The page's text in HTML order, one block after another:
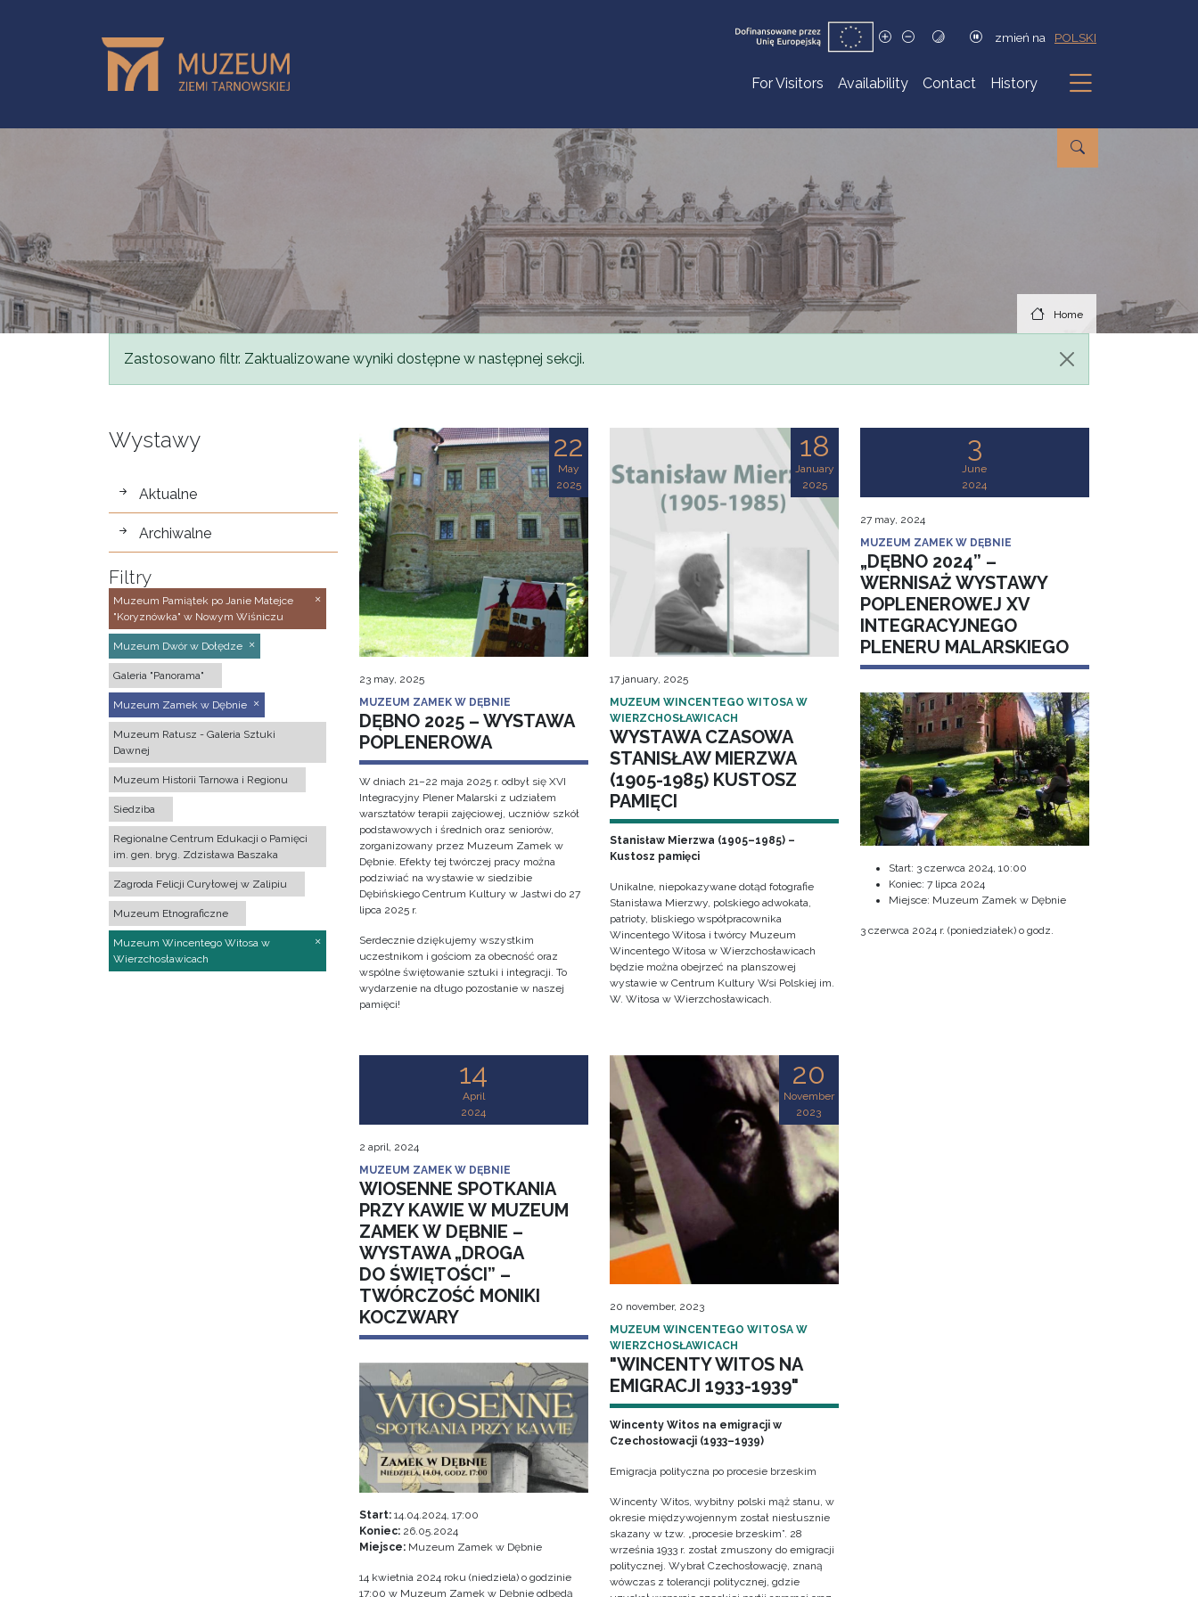
zmień na POLSKI
For Visitors Availability Contact History
Submenu
Home
Status message
Zastosowano filtr. Zaktualizowane wyniki dostępne w następnej sekcji.
Wystawy
wystawy
Aktualne
Archiwalne
Filtry
Muzeum Pamiątek po Janie Matejce
"Koryznówka" w Nowym Wiśniczu
Muzeum Dwór w Dołędze
Galeria "Panorama"
Muzeum Zamek w Dębnie
Muzeum Ratusz - Galeria Sztuki
Dawnej
Muzeum Historii Tarnowa i Regionu
Siedziba
Regionalne Centrum Edukacji o Pamięci
im. gen. bryg. Zdzisława Baszaka
Zagroda Felicji Curyłowej w Zalipiu
Muzeum Etnograficzne
Muzeum Wincentego Witosa w
Wierzchosławicach
22
May
2025
23 may, 2025
MUZEUM ZAMEK W DĘBNIE
DĘBNO 2025 – WYSTAWA
POPLENEROWA
W dniach 21–22 maja 2025 r. odbył się XVI
Integracyjny Plener Malarski z udziałem
warsztatów terapii zajęciowej, uczniów szkół
podstawowych i średnich oraz seniorów,
zorganizowany przez Muzeum Zamek w
Dębnie. Efekty tej twórczej pracy można
podziwiać na wystawie w siedzibie
Dębińskiego Centrum Kultury w Jastwi do 27
lipca 2025 r.
Serdecznie dziękujemy wszystkim
uczestnikom i gościom za obecność oraz
wspólne świętowanie sztuki i integracji. To
wydarzenie na długo pozostanie w naszej
pamięci!
18
January
2025
17 january, 2025
MUZEUM WINCENTEGO WITOSA W
WIERZCHOSŁAWICACH
WYSTAWA CZASOWA
STANISŁAW MIERZWA
(1905-1985) KUSTOSZ
PAMIĘCI
Stanisław Mierzwa (1905–1985) –
Kustosz pamięci
Unikalne, niepokazywane dotąd fotografie
Stanisława Mierzwy, polskiego adwokata,
patrioty, bliskiego współpracownika
Wincentego Witosa i twórcy Muzeum
Wincentego Witosa w Wierzchosławicach
będzie można obejrzeć na planszowej
wystawie w Centrum Kultury Wsi Polskiej im.
W. Witosa w Wierzchosławicach.
3
June
2024
27 may, 2024
MUZEUM ZAMEK W DĘBNIE
„DĘBNO 2024” –
WERNISAŻ WYSTAWY
POPLENEROWEJ XV
INTEGRACYJNEGO
PLENERU MALARSKIEGO
Start: 3 czerwca 2024, 10:00
Koniec: 7 lipca 2024
Miejsce: Muzeum Zamek w Dębnie
3 czerwca 2024 r. (poniedziałek) o godz.
14
April
2024
2 april, 2024
MUZEUM ZAMEK W DĘBNIE
WIOSENNE SPOTKANIA
PRZY KAWIE W MUZEUM
ZAMEK W DĘBNIE –
WYSTAWA „DROGA
DO ŚWIĘTOŚCI” –
TWÓRCZOŚĆ MONIKI
KOCZWARY
Start: 14.04.2024, 17:00
Koniec: 26.05.2024
Miejsce: Muzeum Zamek w Dębnie
14 kwietnia 2024 roku (niedziela) o godzinie
17:00 w Muzeum Zamek w Dębnie odbędą
20
November
2023
20 november, 2023
MUZEUM WINCENTEGO WITOSA W
WIERZCHOSŁAWICACH
"WINCENTY WITOS NA
EMIGRACJI 1933-1939"
Wincenty Witos na emigracji w
Czechosłowacji (1933–1939)
Emigracja polityczna po procesie brzeskim
Wincenty Witos, wybitny polski mąż stanu, w
okresie międzywojennym został niesłusznie
skazany w tzw. „procesie brzeskim”. 28
września 1933 r. został zmuszony do emigracji
politycznej. Wybrał Czechosłowację, znaną
wówczas z tolerancji politycznej, gdzie